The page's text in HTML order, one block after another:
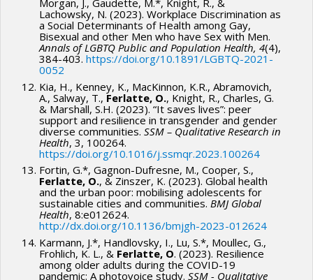
Morgan, J., Gaudette, M.*, Knight, R., &
Lachowsky, N. (2023). Workplace Discrimination as
a Social Determinants of Health among Gay,
Bisexual and other Men who have Sex with Men.
Annals of LGBTQ Public and Population Health, 4(4),
384-403. https://doi.org/10.1891/LGBTQ-2021-
0052
Kia, H., Kenney, K., MacKinnon, K.R., Abramovich,
A., Salway, T., Ferlatte, O., Knight, R., Charles, G.
& Marshall, S.H. (2023). “It saves lives”: peer
support and resilience in transgender and gender
diverse communities. SSM – Qualitative Research in
Health, 3, 100264.
https://doi.org/10.1016/j.ssmqr.2023.100264
Fortin, G.*, Gagnon-Dufresne, M., Cooper, S.,
Ferlatte, O., & Zinszer, K. (2023). Global health
and the urban poor: mobilising adolescents for
sustainable cities and communities. BMJ Global
Health, 8:e012624.
http://dx.doi.org/10.1136/bmjgh-2023-012624
Karmann, J.*, Handlovsky, I., Lu, S.*, Moullec, G.,
Frohlich, K. L., & Ferlatte, O. (2023). Resilience
among older adults during the COVID-19
pandemic: A photovoice study. SSM - Qualitative